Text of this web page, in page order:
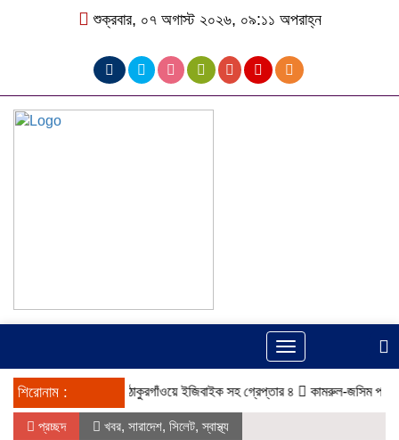
শুক্রবার, ০৭ অগাস্ট ২০২৬, ০৯:১১ অপরাহ্ন
Toggle
navigation
শিরোনাম : ঠাকুরগাঁওয়ে ইজিবাইক সহ গ্রেপ্তার ৪ কামরুল-জসিম প্যানেলের
প্রচ্ছদ খবর, সারাদেশ, সিলেট, স্বাস্থ্য